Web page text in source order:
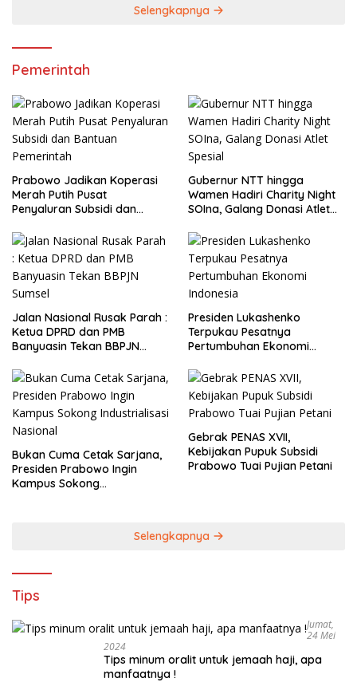
Selengkapnya
Pemerintah
Prabowo Jadikan Koperasi
Merah Putih Pusat
Penyaluran Subsidi dan
Gubernur NTT hingga
Wamen Hadiri Charity Night
SOIna, Galang Donasi Atlet
Jalan Nasional Rusak Parah :
Ketua DPRD dan PMB
Banyuasin Tekan BBPJN
Presiden Lukashenko
Terpukau Pesatnya
Pertumbuhan Ekonomi
Bukan Cuma Cetak Sarjana,
Presiden Prabowo Ingin
Kampus Sokong
Gebrak PENAS XVII,
Kebijakan Pupuk Subsidi
Prabowo Tuai Pujian Petani
Selengkapnya
Tips
Jumat,
24 Mei
2024
Tips minum oralit untuk jemaah haji, apa
manfaatnya !